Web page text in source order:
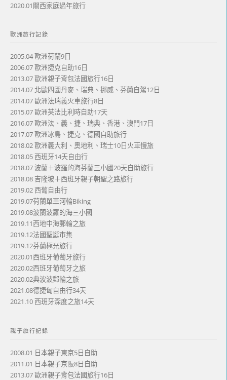
2020.01關西家庭過年旅行
歐洲旅行記錄
2005.04 歐洲荷蘭9日
2006.07 歐洲捷克自助16日
2013.07 歐洲親子背包法國旅行16日
2014.07 北歐四國丹麥、瑞典、挪威、芬蘭自駕12日
2014.07 歐洲法瑞義火車旅行8日
2015.07 歐洲英法比利時自助17天
2016.07 歐洲法、義、捷、瑞典、香港、澳門17日
2017.07 歐洲冰島、捷克、德國自助旅行
2018.02 歐洲義大利、奧地利、瑞士10日火車慢旅
2018.05 西班牙14天自由行
2018.07 波蘭＋波羅的海芬蘭三小國20天自助旅行
2018.08 吉隆坡＋西班牙親子朝聖之路旅行
2019.02 西葡自由行
2019.07荷蘭單車河輪Biking
2019.08波蘭波羅的海三小國
2019.11西地中海郵輪之旅
2019.12法國聖誕市集
2019.12芬蘭極光旅行
2020.01西班牙葡萄牙旅行
2020.02西班牙葡萄牙之旅
2020.02典波波郵輪之旅
2021.08德捷匈自由行34天
2021.10 西班牙深度之旅14天
親子旅行記錄
2008.01 日本親子東京5日自助
2011.01 日本親子京阪8日自助
2013.07 歐洲親子背包法國旅行16日